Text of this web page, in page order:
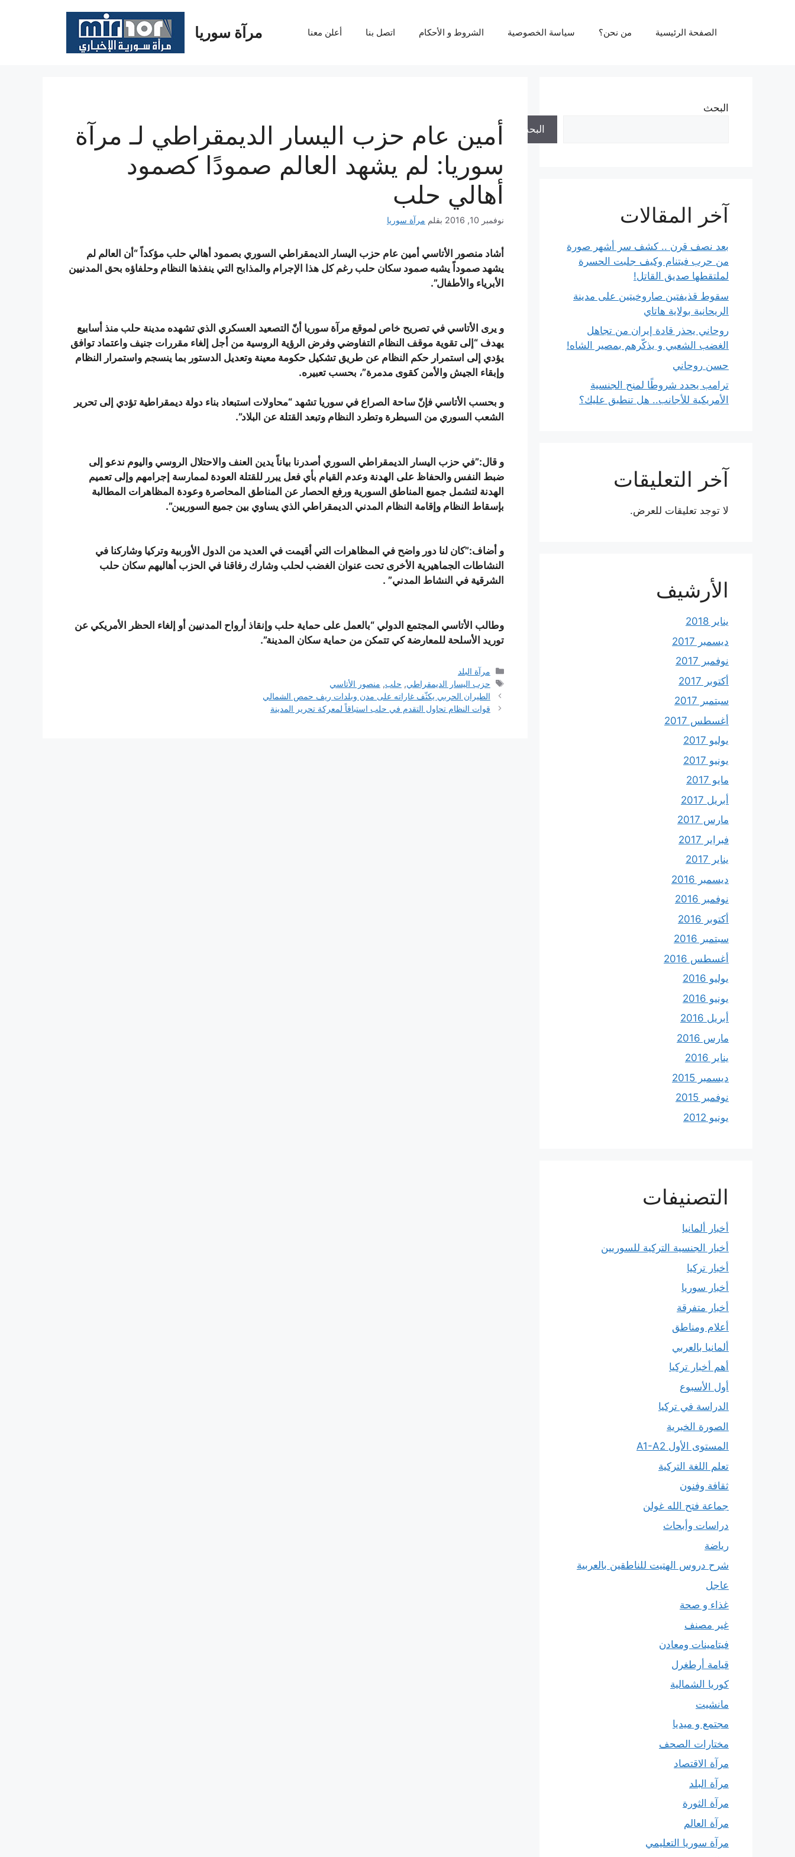
مرآة سوريا الصفحة الرئيسية من نحن؟ سياسة الخصوصية الشروط و الأحكام اتصل بنا أعلن معنا
أمين عام حزب اليسار الديمقراطي لـ مرآة
سوريا: لم يشهد العالم صمودًا كصمود
أهالي حلب
نوفمبر 10, 2016 بقلم مرآة سوريا
أشاد منصور الأتاسي أمين عام حزب اليسار الديمقراطي السوري بصمود أهالي حلب مؤكداً “أن العالم لم
يشهد صموداً يشبه صمود سكان حلب رغم كل هذا الإجرام والمذابح التي ينفذها النظام وحلفاؤه بحق المدنيين
الأبرياء والأطفال”.
و يرى الأتاسي في تصريح خاص لموقع مرآة سوريا أنّ التصعيد العسكري الذي تشهده مدينة حلب منذ أسابيع
يهدف “إلى تقوية موقف النظام التفاوضي وفرض الرؤية الروسية من أجل إلغاء مقررات جنيف واعتماد توافق
يؤدي إلى استمرار حكم النظام عن طريق تشكيل حكومة معينة وتعديل الدستور بما ينسجم واستمرار النظام
وإبقاء الجيش والأمن كقوى مدمرة”، بحسب تعبيره.
و بحسب الأتاسي فإنّ ساحة الصراع في سوريا تشهد “محاولات استبعاد بناء دولة ديمقراطية تؤدي إلى تحرير
الشعب السوري من السيطرة وتطرد النظام وتبعد القتلة عن البلاد”.
و قال:”في حزب اليسار الديمقراطي السوري أصدرنا بياناً يدين العنف والاحتلال الروسي واليوم ندعو إلى
ضبط النفس والحفاظ على الهدنة وعدم القيام بأي فعل يبرر للقتلة العودة لممارسة إجرامهم وإلى تعميم
الهدنة لتشمل جميع المناطق السورية ورفع الحصار عن المناطق المحاصرة وعودة المظاهرات المطالبة
بإسقاط النظام وإقامة النظام المدني الديمقراطي الذي يساوي بين جميع السوريين”.
و أضاف:”كان لنا دور واضح في المظاهرات التي أقيمت في العديد من الدول الأوربية وتركيا وشاركنا في
النشاطات الجماهيرية الأخرى تحت عنوان الغضب لحلب وشارك رفاقنا في الحزب أهاليهم سكان حلب
الشرقية في النشاط المدني” .
وطالب الأتاسي المجتمع الدولي “بالعمل على حماية حلب وإنقاذ أرواح المدنيين أو إلغاء الحظر الأمريكي عن
توريد الأسلحة للمعارضة كي تتمكن من حماية سكان المدينة”.
التصنيفات
مرآة البلد
الوسوم
حزب اليسار الديمقراطي, حلب, منصور الأتاسي
الطيران الحربي يكثّف غاراته على مدن وبلدات ريف حمص الشمالي
قوات النظام تحاول التقدم في حلب استباقاً لمعركة تحرير المدينة
البحث
البحث
آخر المقالات
بعد نصف قرن .. كشف سر أشهر صورة
من حرب فيتنام وكيف جلبت الحسرة
لملتقطها صديق القاتل!
سقوط قذيفتين صاروخيتين على مدينة
الريحانية بولاية هاتاي
روحاني يحذر قادة إيران من تجاهل
الغضب الشعبي و يذكّرهم بمصير الشاه!
حسن روحاني
ترامب يحدد شروطًا لمنح الجنسية
الأمريكية للأجانب.. هل تنطبق عليك؟
آخر التعليقات
لا توجد تعليقات للعرض.
الأرشيف
يناير 2018
ديسمبر 2017
نوفمبر 2017
أكتوبر 2017
سبتمبر 2017
أغسطس 2017
يوليو 2017
يونيو 2017
مايو 2017
أبريل 2017
مارس 2017
فبراير 2017
يناير 2017
ديسمبر 2016
نوفمبر 2016
أكتوبر 2016
سبتمبر 2016
أغسطس 2016
يوليو 2016
يونيو 2016
أبريل 2016
مارس 2016
يناير 2016
ديسمبر 2015
نوفمبر 2015
يونيو 2012
التصنيفات
أخبار ألمانيا
أخبار الجنسية التركية للسوريين
أخبار تركيا
أخبار سوريا
أخبار متفرقة
أعلام ومناطق
ألمانيا بالعربي
أهم أخبار تركيا
أول الأسبوع
الدراسة في تركيا
الصورة الخبرية
المستوى الأول A1-A2
تعلم اللغة التركية
ثقافة وفنون
جماعة فتح الله غولن
دراسات وأبحاث
رياضة
شرح دروس الهتيت للناطقين بالعربية
عاجل
غذاء و صحة
غير مصنف
فيتامينات ومعادن
قيامة أرطغرل
كوريا الشمالية
مانشيت
مجتمع و ميديا
مختارات الصحف
مرآة الاقتصاد
مرآة البلد
مرآة الثورة
مرآة العالم
مرآة سوريا التعليمي